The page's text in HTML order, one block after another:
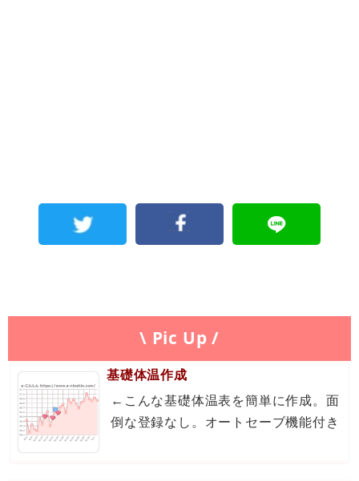
\ Pic Up /
基礎体温作成
←こんな基礎体温表を簡単に作成。面
倒な登録なし。オートセーブ機能付き